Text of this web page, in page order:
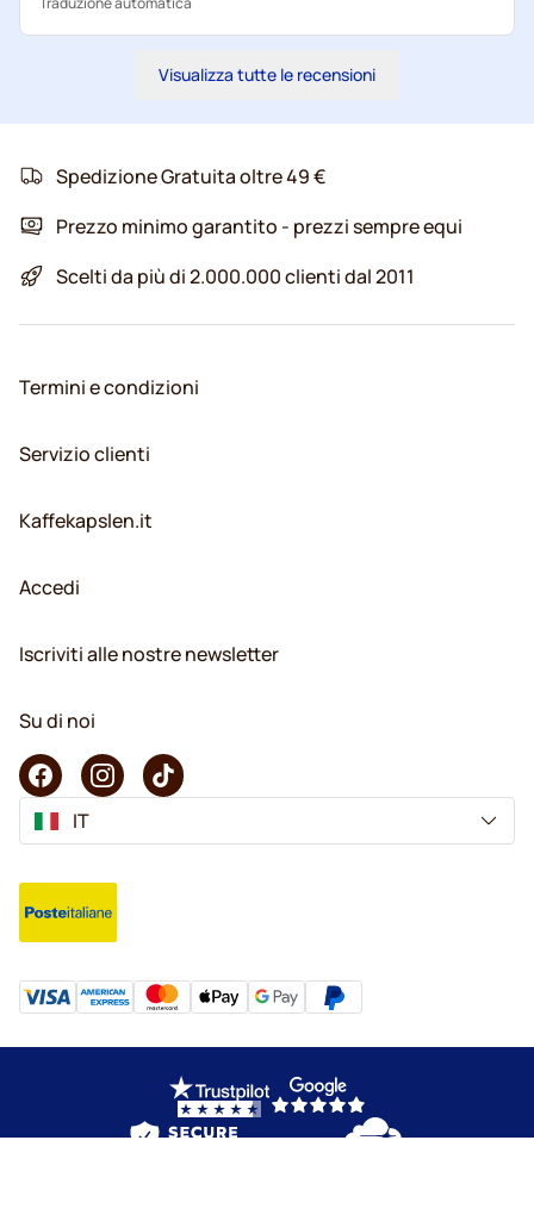
Visualizza tutte le recensioni
Spedizione Gratuita oltre 49 €
Prezzo minimo garantito - prezzi sempre equi
Scelti da più di 2.000.000 clienti dal 2011
Termini e condizioni
Servizio clienti
Kaffekapslen.it
Accedi
Iscriviti alle nostre newsletter
Su di noi
IT